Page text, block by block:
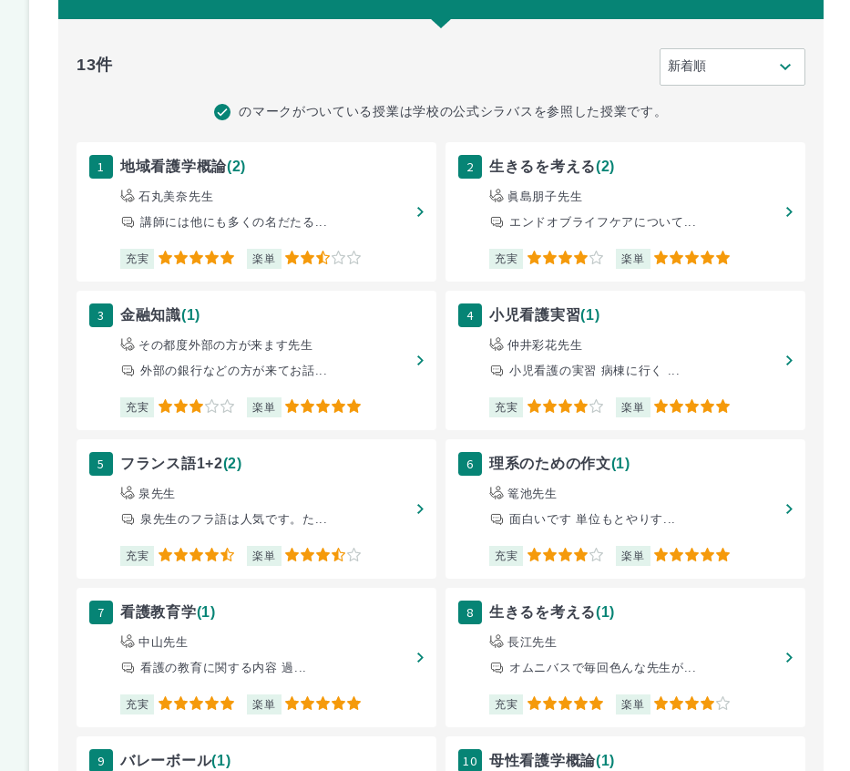
13件
のマークがついている授業は学校の公式シラバスを参照した授業です。
1 地域看護学概論(2)
石丸美奈先生
講師には他にも多くの名だたる...
充実 5 楽単 2.5
2 生きるを考える(2)
眞島朋子先生
エンドオブライフケアについて...
充実 4 楽単 5
3 金融知識(1)
その都度外部の方が来ます先生
外部の銀行などの方が来てお話...
充実 3 楽単 5
4 小児看護実習(1)
仲井彩花先生
小児看護の実習 病棟に行く ...
充実 4 楽単 5
5 フランス語1+2(2)
泉先生
泉先生のフラ語は人気です。た...
充実 4.5 楽単 3.5
6 理系のための作文(1)
篭池先生
面白いです 単位もとやりす...
充実 4 楽単 5
7 看護教育学(1)
中山先生
看護の教育に関する内容 過...
充実 5 楽単 5
8 生きるを考える(1)
長江先生
オムニバスで毎回色んな先生が...
充実 5 楽単 4
9 バレーボール(1) 10 母性看護学概論(1)